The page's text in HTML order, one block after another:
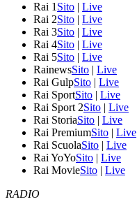
Rai 1 Sito | Live
Rai 2Sito | Live
Rai 3Sito | Live
Rai 4Sito | Live
Rai 5Sito | Live
RainewsSito | Live
Rai GulpSito | Live
Rai SportSito | Live
Rai Sport 2Sito | Live
Rai StoriaSito | Live
Rai PremiumSito | Live
Rai ScuolaSito | Live
Rai YoYoSito | Live
Rai MovieSito | Live
RADIO